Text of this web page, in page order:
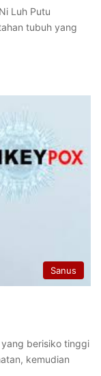
Luh Putu
tubuh yang
Sanus
berisiko tinggi
kemudian